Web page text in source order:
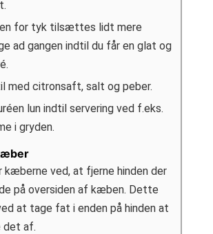
for tyk tilsættes lidt mere
ad gangen indtil du får en glat og
med citronsaft, salt og peber.
lun indtil servering ved f.eks.
i gryden.
kæberne ved, at fjerne hinden der
på oversiden af kæben. Dette
at tage fat i enden på hinden at
af.